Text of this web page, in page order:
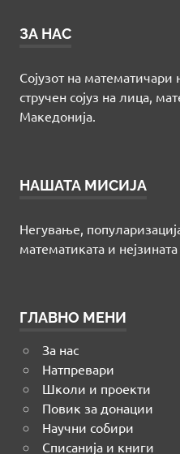
ЗА НАС
Сојузот на
стручен сојуз на лица,
Македонија.
НАШАТА МИСИЈА
Негување,
математиката и
ГЛАВНО МЕНИ
За нас
Натпревари
Школи и проекти
Повик за донации
Научни собири
Списанија и книги